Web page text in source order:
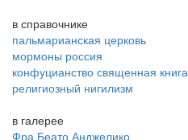
в справочнике
пальмарианская церковь
мормоны россия
конфуцианство священная книга
религиозный нигилизм
в галерее
Фра Беато Анджелико